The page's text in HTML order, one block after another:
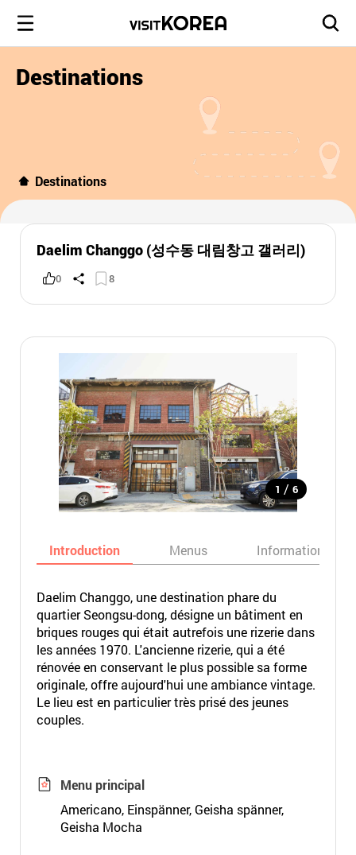
Destinations
Destinations
Daelim Changgo (성수동 대림창고 갤러리)
0 8
1 / 6
Introduction Menus Informations
Daelim Changgo, une destination phare du
quartier Seongsu-dong, désigne un bâtiment en
briques rouges qui était autrefois une rizerie dans
les années 1970. L'ancienne rizerie, qui a été
rénovée en conservant le plus possible sa forme
originale, offre aujourd'hui une ambiance vintage.
Le lieu est en particulier très prisé des jeunes
couples.
Menu principal
Americano, Einspänner, Geisha spänner,
Geisha Mocha